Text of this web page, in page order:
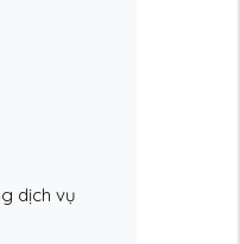
dịch vụ